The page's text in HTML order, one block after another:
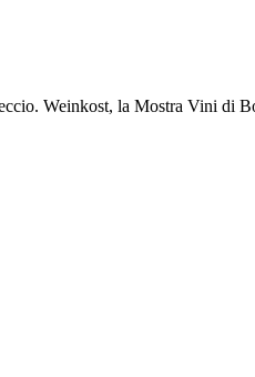
Weinkost, la Mostra Vini di